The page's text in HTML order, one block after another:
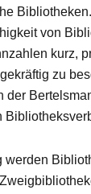
von
kurz,
zu
der
werden